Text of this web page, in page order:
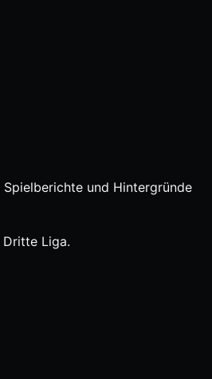
Spielberichte und Hintergründe
Dritte Liga.